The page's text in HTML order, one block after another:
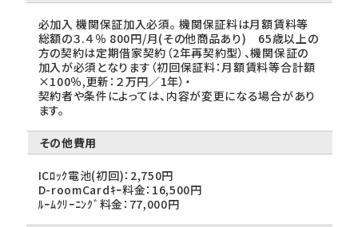
必加入 機関保証加入必須。 機関保証料は月額賃料等
総額の３.４％ 800円/月(その他商品あり) 65歳以上の
方の契約は定期借家契約（2年再契約型）、機関保証の
加入が必須となります（初回保証料：月額賃料等合計額
×100％,更新：２万円／1年）・
契約者や条件によっては、内容が変更になる場合があり
ます。
その他費用
ICﾛｯｸ電池(初回)：2,750円
D-roomCardｷｰ料金：16,500円
ﾙｰﾑｸﾘｰﾆﾝｸﾞ料金：77,000円